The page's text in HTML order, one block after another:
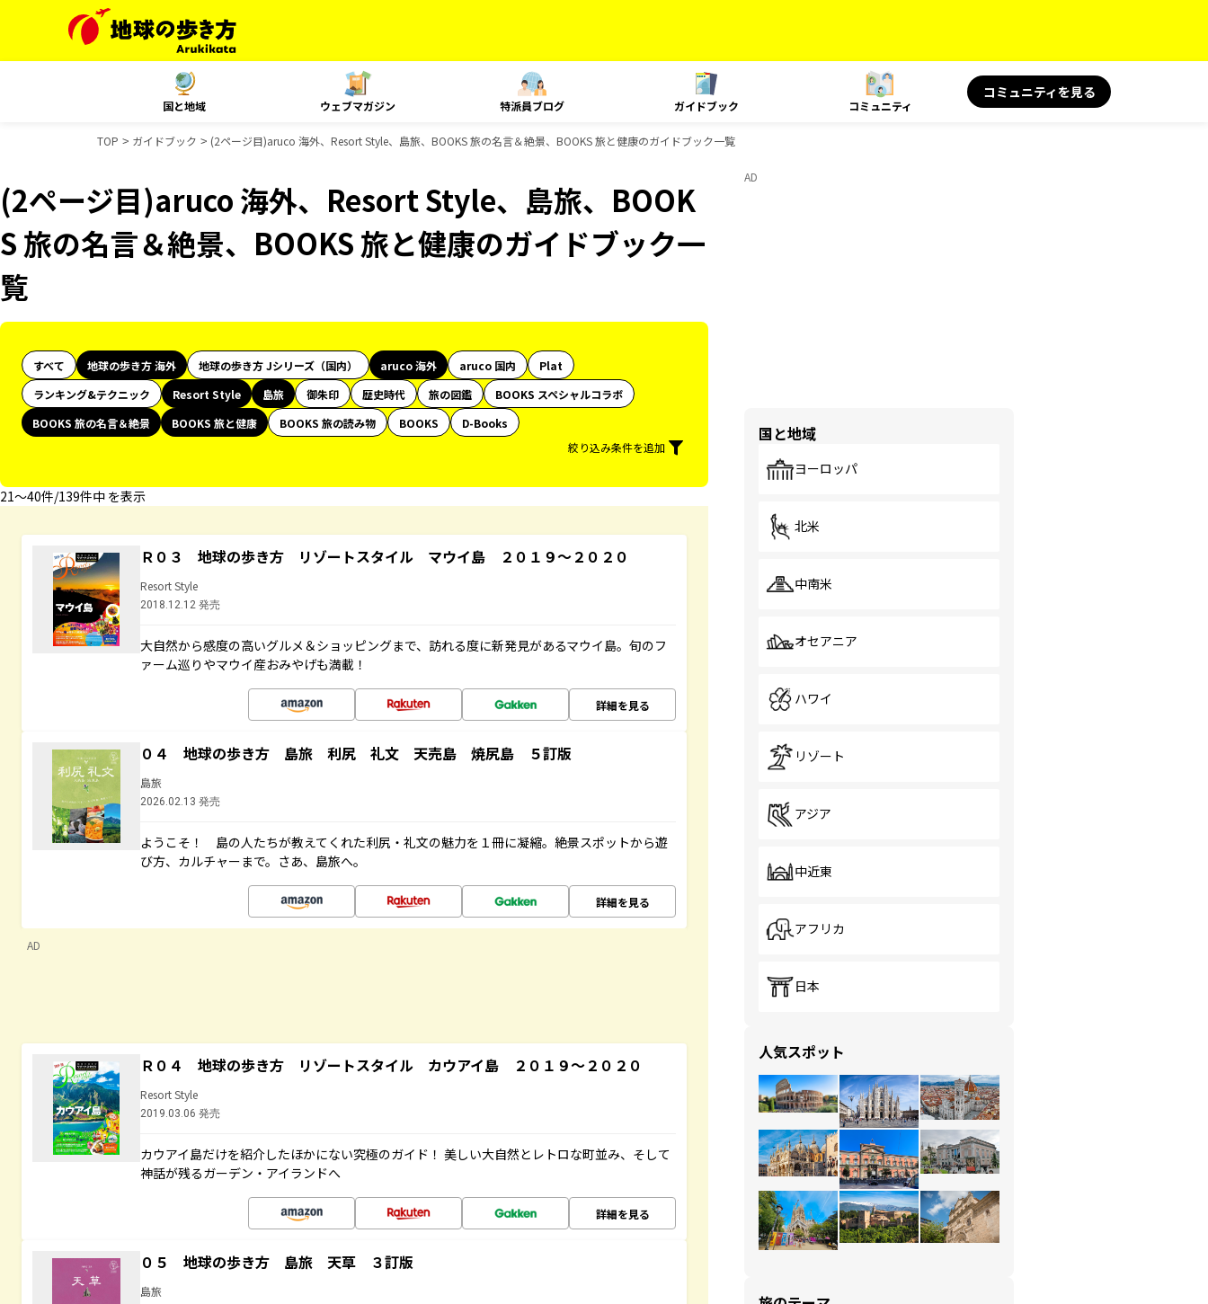
国と地域 ウェブマガジン 特派員ブログ ガイドブック コミュニティ
コミュニティを見る
TOP ガイドブック (2ページ目)aruco 海外、Resort Style、島旅、BOOKS 旅の名言＆絶景、BOOKS 旅と健康のガイドブック一覧
(2ページ目)aruco 海外、Resort Style、島旅、BOOK
S 旅の名言＆絶景、BOOKS 旅と健康のガイドブック一
覧
すべて 地球の歩き方 海外 地球の歩き方 Jシリーズ（国内） aruco 海外 aruco 国内
Plat
ランキング&テクニック
Resort Style 島旅 御朱印 歴史時代 旅の図鑑
BOOKS スペシャルコラボ
BOOKS 旅の名言＆絶景
BOOKS 旅と健康 BOOKS 旅の読み物 BOOKS
D-Books
絞り込み条件を追加
21〜40件/139件中 を表示
Ｒ０３ 地球の歩き方 リゾートスタイル マウイ島 ２０１９～２０２０
Resort Style
2018.12.12 発売
大自然から感度の高いグルメ＆ショッピングまで、訪れる度に新発見があるマウイ島。旬のフ
ァーム巡りやマウイ産おみやげも満載！
詳細を見る
０４ 地球の歩き方 島旅 利尻 礼文 天売島 焼尻島 ５訂版
島旅
2026.02.13 発売
ようこそ！ 島の人たちが教えてくれた利尻・礼文の魅力を１冊に凝縮。絶景スポットから遊
び方、カルチャーまで。さあ、島旅へ。
詳細を見る
AD
Ｒ０４ 地球の歩き方 リゾートスタイル カウアイ島 ２０１９～２０２０
Resort Style
2019.03.06 発売
カウアイ島だけを紹介したほかにない究極のガイド！ 美しい大自然とレトロな町並み、そして
神話が残るガーデン・アイランドへ
詳細を見る
０５ 地球の歩き方 島旅 天草 ３訂版
島旅
AD
国と地域
ヨーロッパ
北米
中南米
オセアニア
ハワイ
リゾート
アジア
中近東
アフリカ
日本
人気スポット